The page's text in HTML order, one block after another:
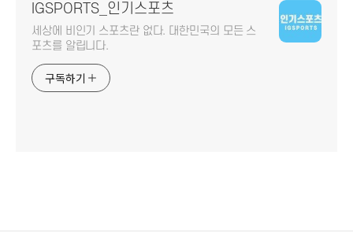
IGSPORTS_인기스포츠
세상에 비인기 스포츠란 없다. 대한민국의 모든 스
포츠를 알립니다.
구독하기